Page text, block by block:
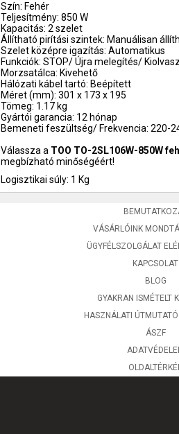
Szín: Fehér
Teljesítmény: 850 W
Kapacitás: 2 szelet
Állítható pirítási szintek: Manuálisan
Szelet középre igazítás: Automatikus
Funkciók: STOP/ Újra melegítés/
Morzsatálca: Kivehető
Hálózati kábel tartó: Beépített
Méret (mm): 301 x 173 x 195
Tömeg: 1.17 kg
Gyártói garancia: 12 hónap
Bemeneti feszültség/ Frekvencia: 220-
Válassza a TOO TO-2SL106W-850W
megbízható minőségéért!
Logisztikai súly: 1 Kg
VÁSÁRLÓINK
ÜGYFÉLSZOLGÁLAT
KAPCSOLAT
BLOG
GYAKRAN ISMÉTELT
HASZNÁLATI ÚTMUTATÓ
ÁSZF